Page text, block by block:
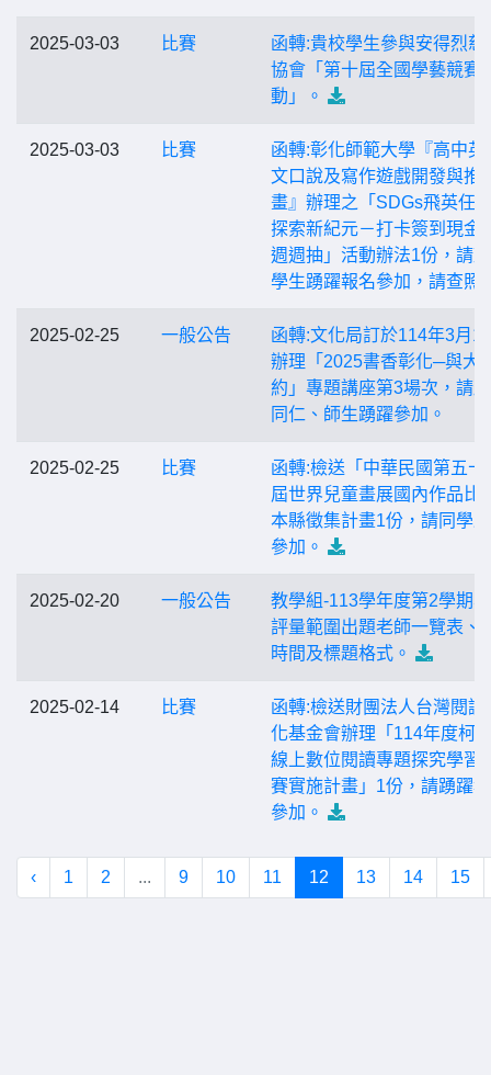
2025-03-03 比賽
函轉:貴校學生參與安得烈慈
協會「第十屆全國學藝競賽
動」。
2025-03-03 比賽
函轉:彰化師範大學『高中英
文口說及寫作遊戲開發與推
畫』辦理之「SDGs飛英任
探索新紀元－打卡簽到現金
週週抽」活動辦法1份，請
學生踴躍報名參加，請查照
2025-02-25 一般公告
函轉:文化局訂於114年3月
辦理「2025書香彰化─與大
約」專題講座第3場次，請
同仁、師生踴躍參加。
2025-02-25 比賽
函轉:檢送「中華民國第五十
屆世界兒童畫展國內作品比
本縣徵集計畫1份，請同學
參加。
2025-02-20 一般公告
教學組-113學年度第2學期
評量範圍出題老師一覽表、
時間及標題格式。
2025-02-14 比賽
函轉:檢送財團法人台灣閱讀
化基金會辦理「114年度柯
線上數位閱讀專題探究學習
賽實施計畫」1份，請踴躍
參加。
‹ 1 2 ... 9 10 11 12 13 14 15